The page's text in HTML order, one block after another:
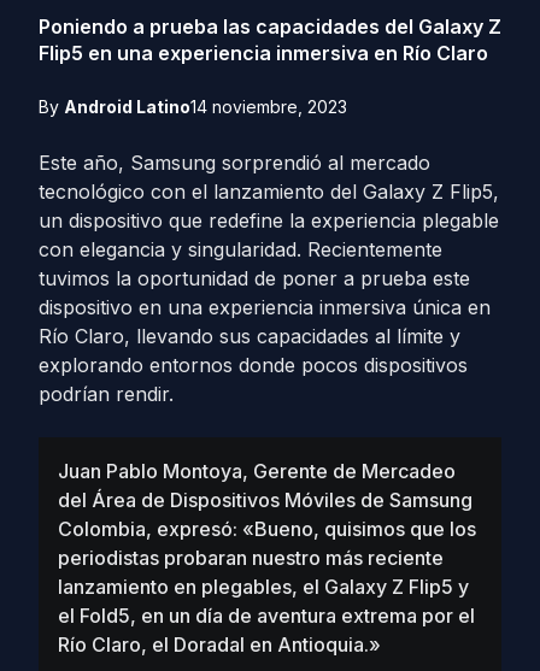
Poniendo a prueba las capacidades del Galaxy Z
Flip5 en una experiencia inmersiva en Río Claro
By Android Latino14 noviembre, 2023
Este año, Samsung sorprendió al mercado
tecnológico con el lanzamiento del Galaxy Z Flip5,
un dispositivo que redefine la experiencia plegable
con elegancia y singularidad. Recientemente
tuvimos la oportunidad de poner a prueba este
dispositivo en una experiencia inmersiva única en
Río Claro, llevando sus capacidades al límite y
explorando entornos donde pocos dispositivos
podrían rendir.
Juan Pablo Montoya, Gerente de Mercadeo
del Área de Dispositivos Móviles de Samsung
Colombia, expresó: «Bueno, quisimos que los
periodistas probaran nuestro más reciente
lanzamiento en plegables, el Galaxy Z Flip5 y
el Fold5, en un día de aventura extrema por el
Río Claro, el Doradal en Antioquia.»